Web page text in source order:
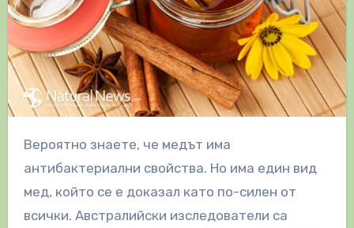
Вероятно знаете, че медът има
антибактериални свойства. Но има един вид
мед, който се е доказал като по-силен от
всички. Австралийски изследователи са